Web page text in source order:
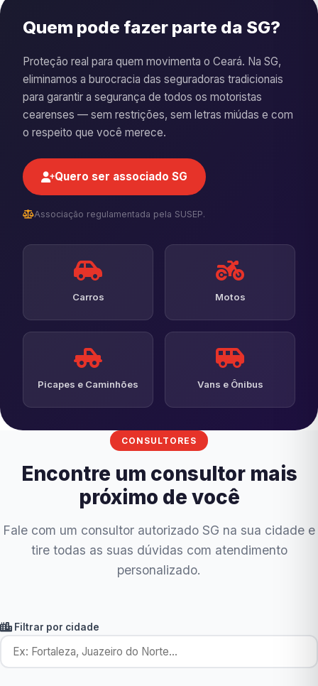
Quem pode fazer parte da SG?
Proteção real para quem movimenta o Ceará. Na SG,
eliminamos a burocracia das seguradoras tradicionais
para garantir a segurança de todos os motoristas
cearenses — sem restrições, sem letras miúdas e com
o respeito que você merece.
Quero ser associado SG
Associação regulamentada pela SUSEP.
Carros Motos
Picapes e Caminhões Vans e Ônibus
CONSULTORES
Encontre um consultor mais
próximo de você
Fale com um consultor autorizado SG na sua cidade e
tire todas as suas dúvidas com atendimento
personalizado.
Filtrar por cidade